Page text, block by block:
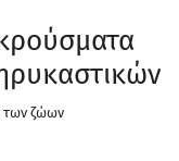
των ζώων